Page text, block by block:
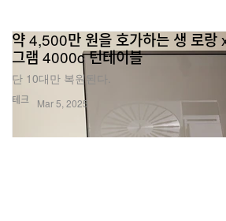
테크
약 4,500만 원을 호가하는 생 로랑
그램 4000c 턴테이블
단 10대만 복원된다.
Mar 5, 2025